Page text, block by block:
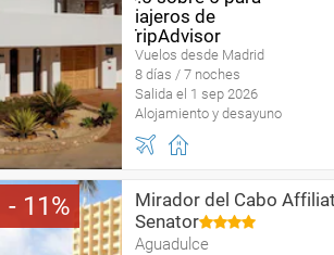
Vuelos desde Madrid
8 días / 7 noches
Salida el 1 sep 2026
Alojamiento y desayuno
11
Mirador del Cabo
Senator
Aguadulce